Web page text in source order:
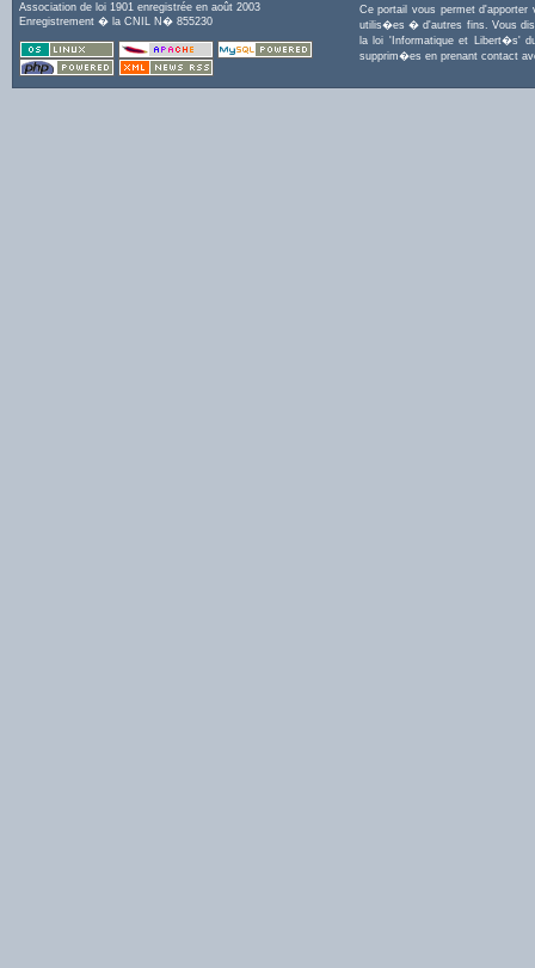
Association de loi 1901 enregistrée en août 2003
Enregistrement � la CNIL N� 855230
Ce portail vous permet
utilis�es � d'autres fins. Vous
la loi 'Informatique et Libert�s'
supprim�es en prenant contact